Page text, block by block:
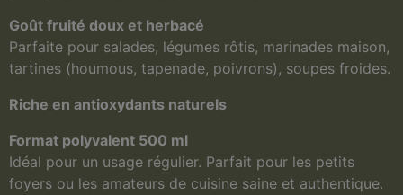
Goût fruité doux et herbacé
Parfaite pour salades, légumes rôtis, marinades maison,
tartines (houmous, tapenade, poivrons), soupes froides.
Riche en antioxydants naturels
Format polyvalent 500 ml
Idéal pour un usage régulier. Parfait pour les petits
foyers ou les amateurs de cuisine saine et authentique.